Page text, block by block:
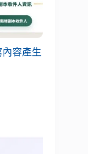
容產生